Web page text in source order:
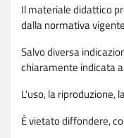
Il materiale didattico
dalla normativa
Salvo diversa
chiaramente indicata
L'uso, la riproduzione,
È vietato diffondere,